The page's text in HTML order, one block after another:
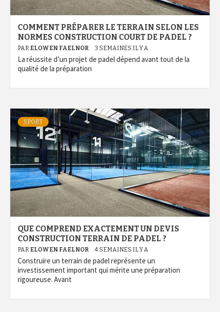
COMMENT PRÉPARER LE TERRAIN SELON LES
NORMES CONSTRUCTION COURT DE PADEL ?
PAR ELOWEN FAELNOR 3 SEMAINES IL Y A
La réussite d’un projet de padel dépend avant tout de la
qualité de la préparation
SPORT
QUE COMPREND EXACTEMENT UN DEVIS
CONSTRUCTION TERRAIN DE PADEL ?
PAR ELOWEN FAELNOR 4 SEMAINES IL Y A
Construire un terrain de padel représente un
investissement important qui mérite une préparation
rigoureuse. Avant